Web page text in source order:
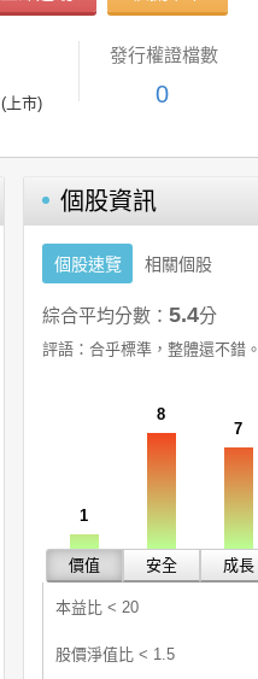
(上市)
發行權證檔數
0
個股資訊
個股速覽 相關個股
綜合平均分數： 5.4分
評語： 合乎標準，整體還不錯。
1
價值
8
安全
7
成長
本益比 < 20
股價淨值比 < 1.5